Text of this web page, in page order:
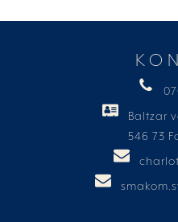
Baltzar
546 73